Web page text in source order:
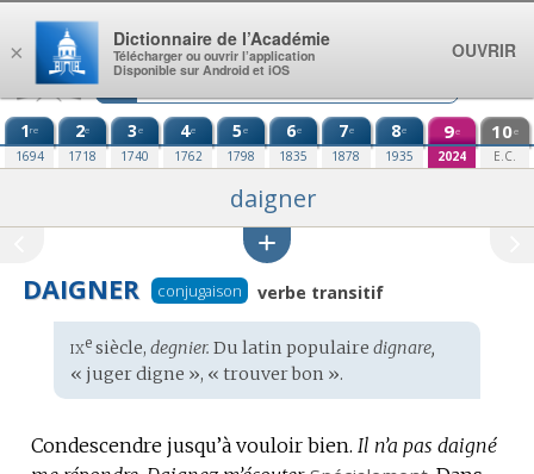
Aller au contenu
1re
1694
2e
1718
3e
1740
4e
1762
5e
1798
6e
1835
7e
1878
8e
1935
9e
2024
10e
E.C.
daigner
DAIGNER conjugaison verbe transitif
Étymologie
:
ixesiècle, degnier. Du latin populaire dignare,
« juger digne », « trouver bon ».
Condescendre jusqu’à vouloir bien. Il n’a pas daigné
×
Dictionnaire de l’Académie
Télécharger ou ouvrir l’application
Disponible sur Android et iOS
OUVRIR